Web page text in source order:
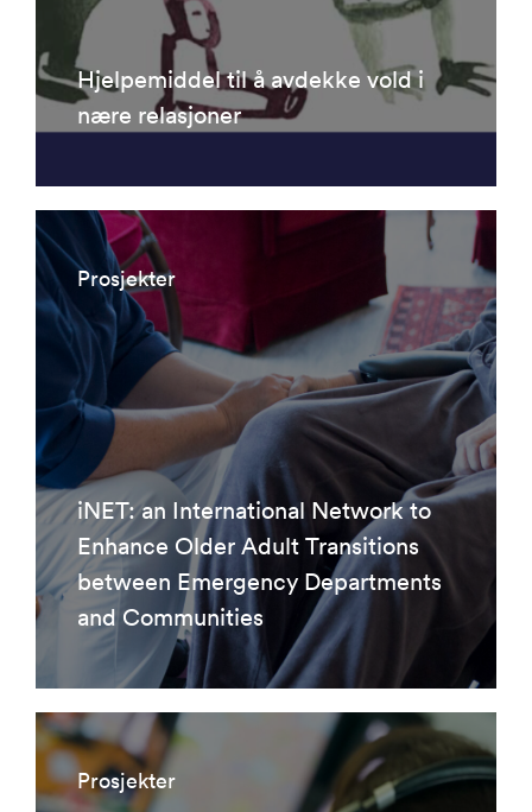
Hjelpemiddel til å avdekke vold i
nære relasjoner
Prosjekter
iNET: an International Network to
Enhance Older Adult Transitions
between Emergency Departments
and Communities
Prosjekter